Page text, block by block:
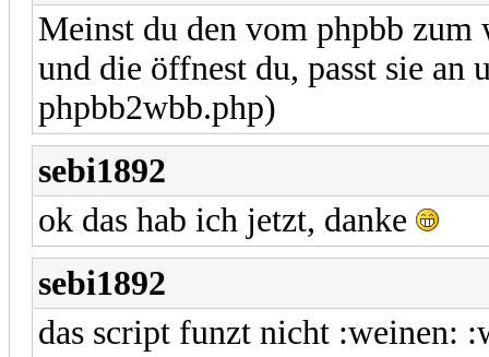
Meinst du den vom phpbb
und die öffnest du, passt sie an
phpbb2wbb.php)
sebi1892
ok das hab ich jetzt, danke
sebi1892
das script funzt nicht :weinen: